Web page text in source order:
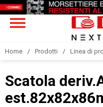
Home Prodotti Linea di
Scatola